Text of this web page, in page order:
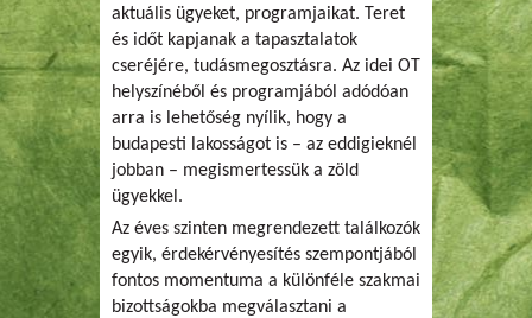
aktuális ügyeket, programjaikat. Teret
és időt kapjanak a tapasztalatok
cseréjére, tudásmegosztásra. Az idei OT
helyszínéből és programjából adódóan
arra is lehetőség nyílik, hogy a
budapesti lakosságot is – az eddigieknél
jobban – megismertessük a zöld
ügyekkel.
Az éves szinten megrendezett találkozók
egyik, érdekérvényesítés szempontjából
fontos momentuma a különféle szakmai
bizottságokba megválasztani a